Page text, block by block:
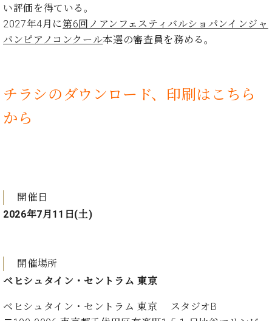
ログ Die
Musikgasse（音
楽の小道）
い評価を得ている。
2027年4月に第6回ノアンフェスティバルショパンインジャ
パンピアノコンクール本選の審査員を務める。
チラシのダウンロード、印刷はこちら
から
開催日
2026年7月11日(土)
開催場所
ベヒシュタイン・セントラム 東京
ベヒシュタイン・セントラム 東京 スタジオB